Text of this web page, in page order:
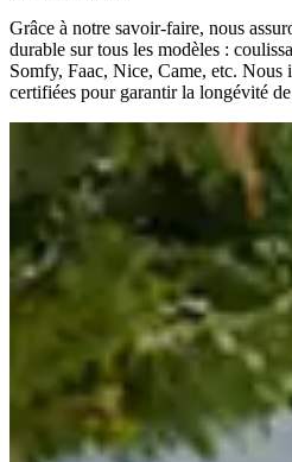
Grâce à notre savoir-faire, nous
durable sur tous les modèles :
Somfy, Faac, Nice, Came, etc. Nous
certifiées pour garantir la longévité